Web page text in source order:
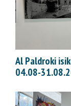
Al Paldroki
04.08-